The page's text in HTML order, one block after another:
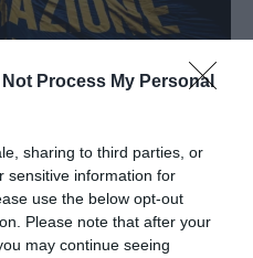
Not Process My Personal
sharing to third parties, or
sensitive information for
use the below opt-out
Please note that after your
may continue seeing
all’antifascismo il